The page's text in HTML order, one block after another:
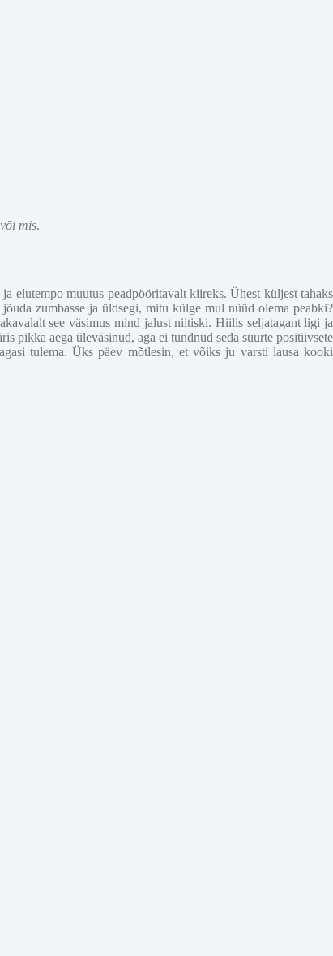
mis.
elutempo muutus peadpööritavalt kiireks. Ühest küljest tahaks
zumbasse ja üldsegi, mitu külge mul nüüd olema peabki?
see väsimus mind jalust niitiski. Hiilis seljatagant ligi ja
pikka aega üleväsinud, aga ei tundnud seda suurte positiivsete
tulema. Üks päev mõtlesin, et võiks ju varsti lausa kooki